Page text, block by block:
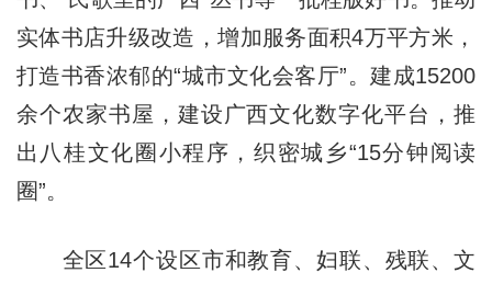
实体书店升级改造，增加服务面积4万平方米，
打造书香浓郁的“城市文化会客厅”。建成15200
余个农家书屋，建设广西文化数字化平台，推
出八桂文化圈小程序，织密城乡“15分钟阅读
圈”。
全区14个设区市和教育、妇联、残联、文